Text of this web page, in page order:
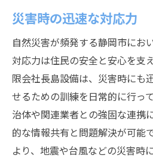
災害時の迅速な対応力
自然災害が頻発する静岡市にお
対応力は住民の安全と安心を支
限会社長島設備は、災害時にも
せるための訓練を日常的に行っ
治体や関連業者との強固な連携
的な情報共有と問題解決が可能
より、地震や台風などの災害時